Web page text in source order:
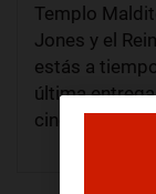
Templo
Jones y el
estás a
última
cines el